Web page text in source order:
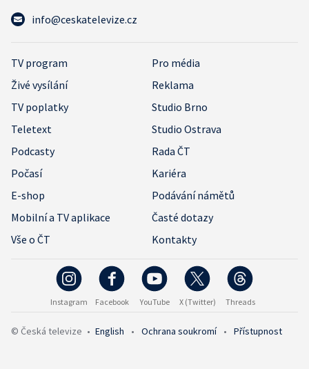
info@ceskatelevize.cz
TV program
Pro média
Živé vysílání
Reklama
TV poplatky
Studio Brno
Teletext
Studio Ostrava
Podcasty
Rada ČT
Počasí
Kariéra
E-shop
Podávání námětů
Mobilní a TV aplikace
Časté dotazy
Vše o ČT
Kontakty
Instagram Facebook YouTube X (Twitter) Threads
© Česká televize • English • Ochrana soukromí • Přístupnost